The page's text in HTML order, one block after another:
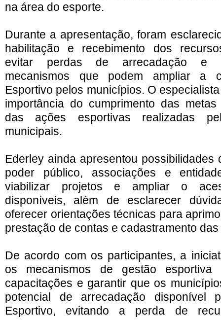
na área do esporte.
Durante a apresentação, foram
habilitação e recebimento dos
evitar perdas de arrecadação e
mecanismos que podem ampliar a
Esportivo pelos municípios. O
importância do cumprimento das
das ações esportivas realizadas
municipais.
Ederley ainda apresentou possibilidades
poder público, associações e
viabilizar projetos e ampliar o
disponíveis, além de esclarecer
oferecer orientações técnicas para
prestação de contas e cadastramento
De acordo com os participantes, a
os mecanismos de gestão esportiva
capacitações e garantir que os
potencial de arrecadação disponível
Esportivo, evitando a perda de